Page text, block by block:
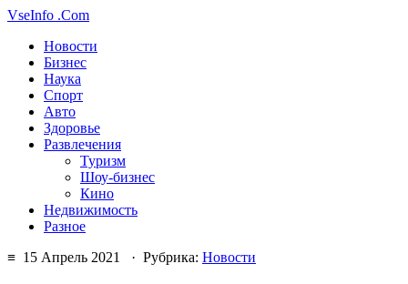
VseInfo .Com
Новости
Бизнес
Наука
Спорт
Авто
Здоровье
Развлечения
Туризм
Шоу-бизнес
Кино
Недвижимость
Разное
≡ 15 Апрель 2021 · Рубрика: Новости